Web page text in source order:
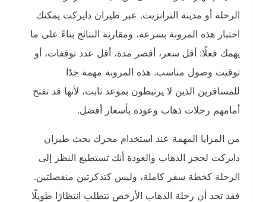
الرحلة أو مدينة الترانزيت. عبر طيران دايركت يمكنك
اختبار هذه المرونة بسرعة، ومقارنة النتائج بناءً على ما
يهمك فعلًا: أقل سعر، أقصر مدة، أقل عدد توقفات، أو
توقيت وصول مناسب. هذه المرونة مهمة جدًا
للمسافرين الذين لا يرتبطون بموعد ثابت، لأنها قد تفتح
أمامهم رحلات ذهاب وعودة بأسعار أفضل.
من المزايا المهمة عند استخدام محرك بحث طيران
دايركت لحجز الذهاب والعودة أنك تستطيع النظر إلى
الرحلة كخطة سفر كاملة، وليس كتذكرتين منفصلتين.
فقد تجد أن رحلة الذهاب الأرخص تتطلب انتظارًا طويلًا